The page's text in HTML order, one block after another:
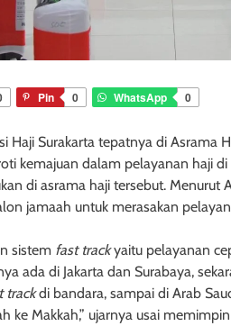
Pin 0 WhatsApp 0
Haji Surakarta tepatnya di Asrama
kemajuan dalam pelayanan haji
di asrama haji tersebut.
jamaah untuk merasakan
sistem fast trackyaitu pelayanan
ada di Jakarta dan Surabaya,
trackdi bandara, sampai di Arab
ke Makkah,” ujarnya usai